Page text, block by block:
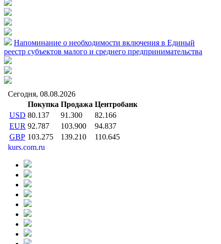
Напоминание о необходимости включения в Единый
реестр субъектов малого и среднего предпринимательства